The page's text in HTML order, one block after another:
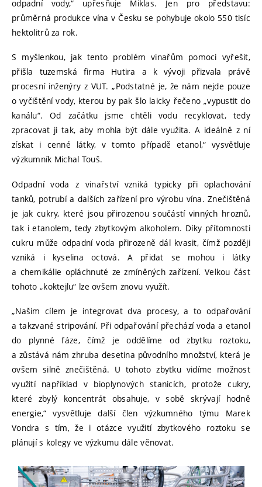
odpadní vody,“ upřesňuje Miklas. Jen pro představu:
průměrná produkce vína v Česku se pohybuje okolo 550 tisíc
hektolitrů za rok.
S myšlenkou, jak tento problém vinařům pomoci vyřešit,
přišla tuzemská firma Hutira a k vývoji přizvala právě
procesní inženýry z VUT. „Podstatné je, že nám nejde pouze
o vyčištění vody, kterou by pak šlo laicky řečeno „vypustit do
kanálu“. Od začátku jsme chtěli vodu recyklovat, tedy
zpracovat ji tak, aby mohla být dále využita. A ideálně z ní
získat i cenné látky, v tomto případě etanol,“ vysvětluje
výzkumník Michal Touš.
Odpadní voda z vinařství vzniká typicky při oplachování
tanků, potrubí a dalších zařízení pro výrobu vína. Znečištěná
je jak cukry, které jsou přirozenou součástí vinných hroznů,
tak i etanolem, tedy zbytkovým alkoholem. Díky přítomnosti
cukru může odpadní voda přirozeně dál kvasit, čímž později
vzniká i kyselina octová. A přidat se mohou i látky
a chemikálie opláchnuté ze zmíněných zařízení. Velkou část
tohoto „koktejlu“ lze ovšem znovu využít.
„Našim cílem je integrovat dva procesy, a to odpařování
a takzvané stripování. Při odpařování přechází voda a etanol
do plynné fáze, čímž je oddělíme od zbytku roztoku,
a zůstává nám zhruba desetina původního množství, která je
ovšem silně znečištěná. U tohoto zbytku vidíme možnost
využití například v bioplynových stanicích, protože cukry,
které zbylý koncentrát obsahuje, v sobě skrývají hodně
energie,“ vysvětluje další člen výzkumného týmu Marek
Vondra s tím, že i otázce využití zbytkového roztoku se
plánují s kolegy ve výzkumu dále věnovat.